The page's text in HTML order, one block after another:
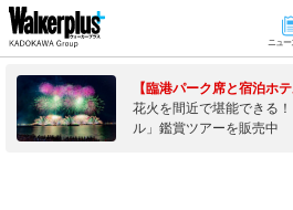
ニュー
【臨港パーク席と宿泊ホ
花火を間近で堪能できる
ル」鑑賞ツアーを販売中